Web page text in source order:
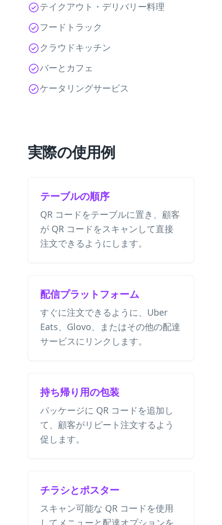
テイクアウト・デリバリー料理
フードトラック
クラウドキッチン
バーとカフェ
ケータリングサービス
実際の使用例
テーブルの順序
QR コードをテーブルに置き、顧客
が QR コードをスキャンして直接
注文できるようにします。
配信プラットフォーム
すぐに注文できるように、Uber
Eats、Glovo、またはその他の配達
サービスにリンクします。
持ち帰り用の包装
パッケージに QR コードを追加し
て、顧客がリピート注文するよう
促します。
チラシとポスター
スキャン可能な QR コードを使用
してメニューと配達オプションを